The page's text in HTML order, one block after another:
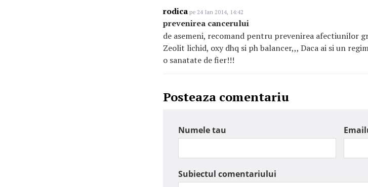
rodica pe 24 Ian 2014, 14:42
prevenirea cancerului
de asemeni, recomand pentru prevenirea afectiunilor
Zeolit lichid, oxy dhq si ph balancer,,, Daca ai si un
o sanatate de fier!!!
Posteaza comentariu
Numele tau
Subiectul comentariului